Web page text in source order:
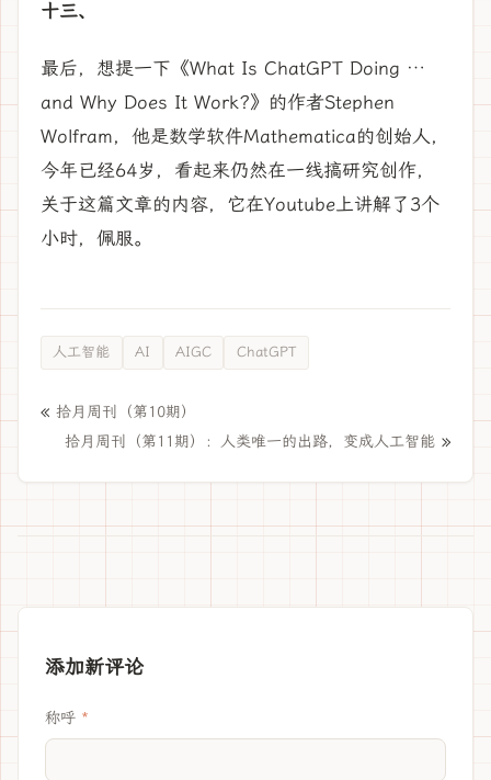
十三、
最后，想提一下《What Is ChatGPT Doing …
and Why Does It Work?》的作者Stephen
Wolfram，他是数学软件Mathematica的创始人，
今年已经64岁，看起来仍然在一线搞研究创作，
关于这篇文章的内容，它在Youtube上讲解了3个
小时，佩服。
人工智能 AI AIGC ChatGPT
« 拾月周刊（第10期）
拾月周刊（第11期）：人类唯一的出路，变成人工智能 »
添加新评论
称呼